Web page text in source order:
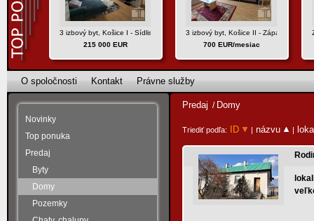
3 izbový byt, Košice I - Sídlisko Ťahanovce, ul. Varšavská-REZERVOVANÝ
215 000 EUR
3 izbový byt, Košice II - Západ, ul.
700 EUR/mesiac
O spoločnosti Kontakt Právne služby
Novinky
Top ponuka
Predaj
Byty
Domy
Pozemky
Predaj / Domy
Triediť podľa: ID | názvu |